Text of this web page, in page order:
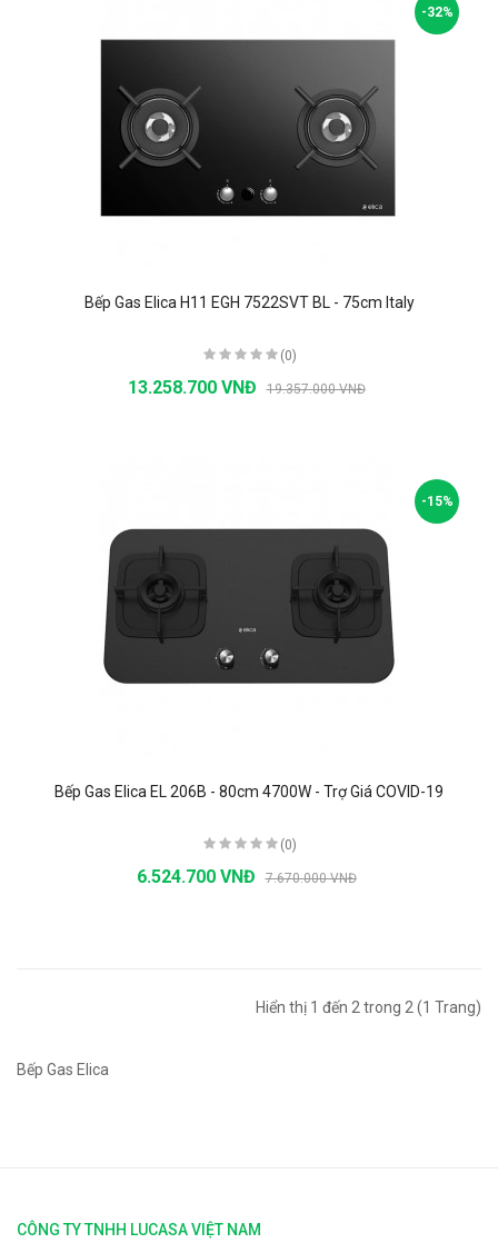
-32%
Bếp Gas Elica H11 EGH 7522SVT BL - 75cm Italy
(0)
13.258.700 VNĐ 19.357.000 VNĐ
-15%
Bếp Gas Elica EL 206B - 80cm 4700W - Trợ Giá COVID-19
(0)
6.524.700 VNĐ 7.670.000 VNĐ
Hiển thị 1 đến 2 trong 2 (1 Trang)
Bếp Gas Elica
CÔNG TY TNHH LUCASA VIỆT NAM